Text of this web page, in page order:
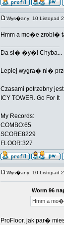
Wys�any: 10 Listopad
Hmm a mo�e zrobi�
Da si� �y�! Chyba...
Lepiej wygra� ni�
Czasami potrzebny
ICY TOWER. Go For It
My Records:
COMBO:65
SCORE8229
FLOOR:327
Wys�any: 10 Listopad
Worm 96
Hmm a
ProFloor, jak par�